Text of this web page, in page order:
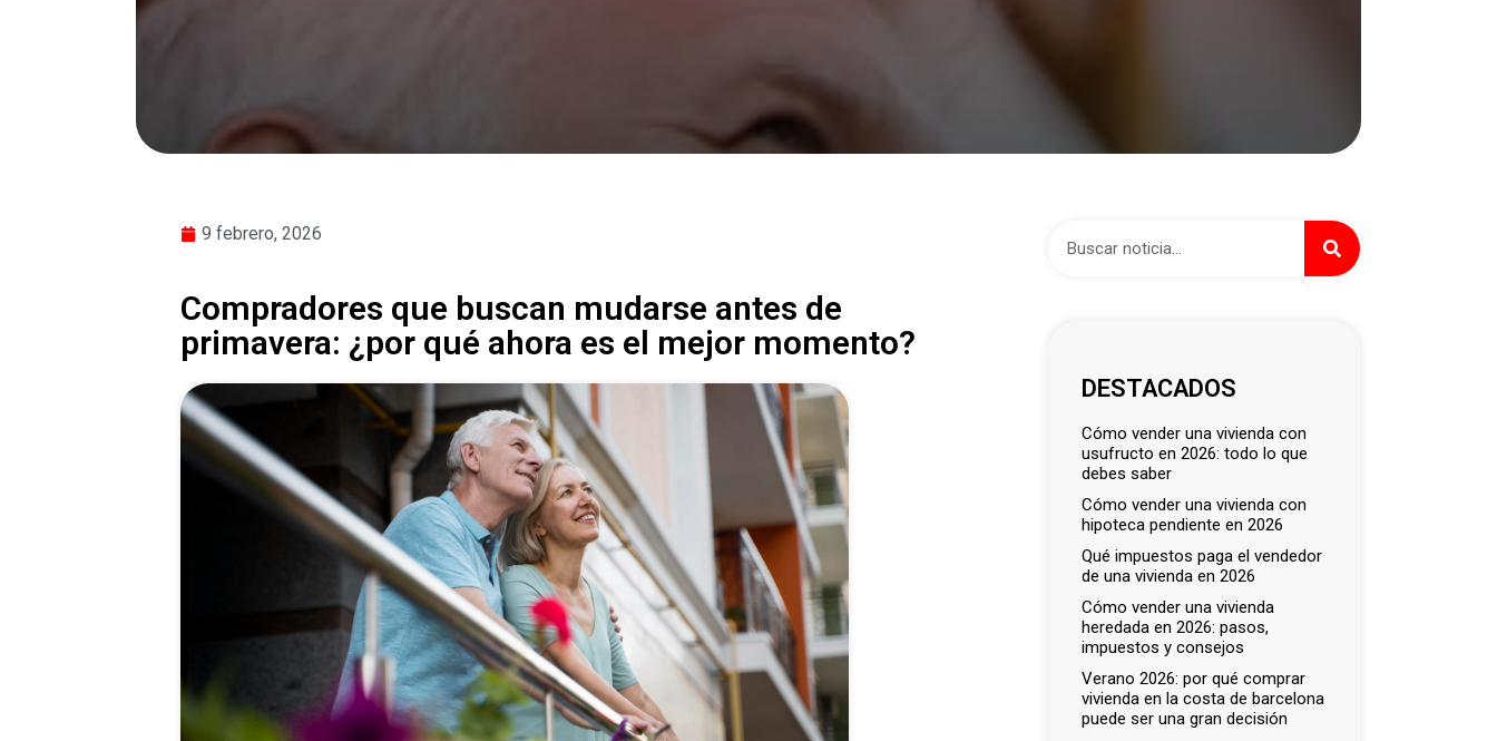
9 febrero, 2026
Compradores que buscan mudarse antes de
primavera: ¿por qué ahora es el mejor momento?
DESTACADOS
cómo vender una vivienda con
usufructo en 2026: todo lo que
debes saber
cómo vender una vivienda con
hipoteca pendiente en 2026
qué impuestos paga el vendedor
de una vivienda en 2026
cómo vender una vivienda
heredada en 2026: pasos,
impuestos y consejos
verano 2026: por qué comprar
vivienda en la costa de barcelona
puede ser una gran decisión